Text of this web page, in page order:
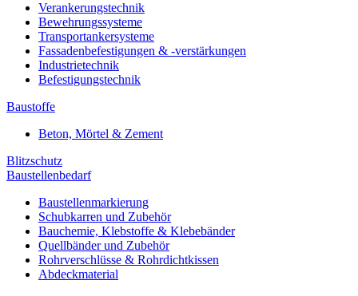
Verankerungstechnik
Bewehrungssysteme
Transportankersysteme
Fassadenbefestigungen & -verstärkungen
Industrietechnik
Befestigungstechnik
Baustoffe
Beton, Mörtel & Zement
Blitzschutz
Baustellenbedarf
Baustellenmarkierung
Schubkarren und Zubehör
Bauchemie, Klebstoffe & Klebebänder
Quellbänder und Zubehör
Rohrverschlüsse & Rohrdichtkissen
Abdeckmaterial